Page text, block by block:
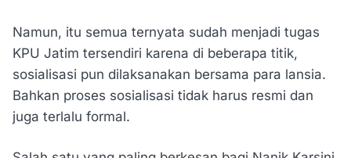
Namun, itu semua ternyata sudah menjadi tugas
KPU Jatim tersendiri karena di beberapa titik,
sosialisasi pun dilaksanakan bersama para lansia.
Bahkan proses sosialisasi tidak harus resmi dan
juga terlalu formal.